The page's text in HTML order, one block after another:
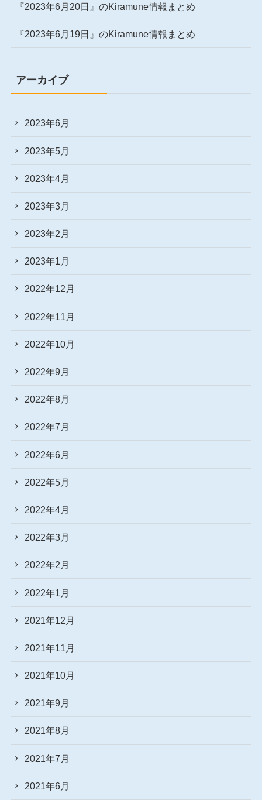
『2023年6月20日』のKiramune情報まとめ
『2023年6月19日』のKiramune情報まとめ
アーカイブ
2023年6月
2023年5月
2023年4月
2023年3月
2023年2月
2023年1月
2022年12月
2022年11月
2022年10月
2022年9月
2022年8月
2022年7月
2022年6月
2022年5月
2022年4月
2022年3月
2022年2月
2022年1月
2021年12月
2021年11月
2021年10月
2021年9月
2021年8月
2021年7月
2021年6月